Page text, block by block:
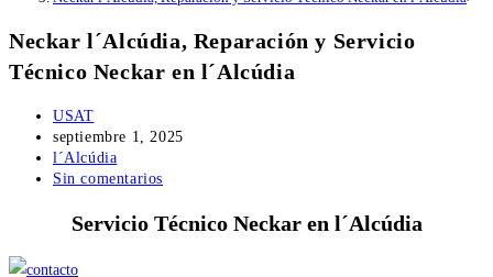
Neckar l´Alcúdia, Reparación y Servicio
Técnico Neckar en l´Alcúdia
Autor
de
la
entrada:
USAT
Publicación
de
la
septiembre 1, 2025
Categoría
de
entrada:
l´Alcúdia
Comentarios
Sin comentarios
Servicio Técnico Neckar en l´Alcúdia